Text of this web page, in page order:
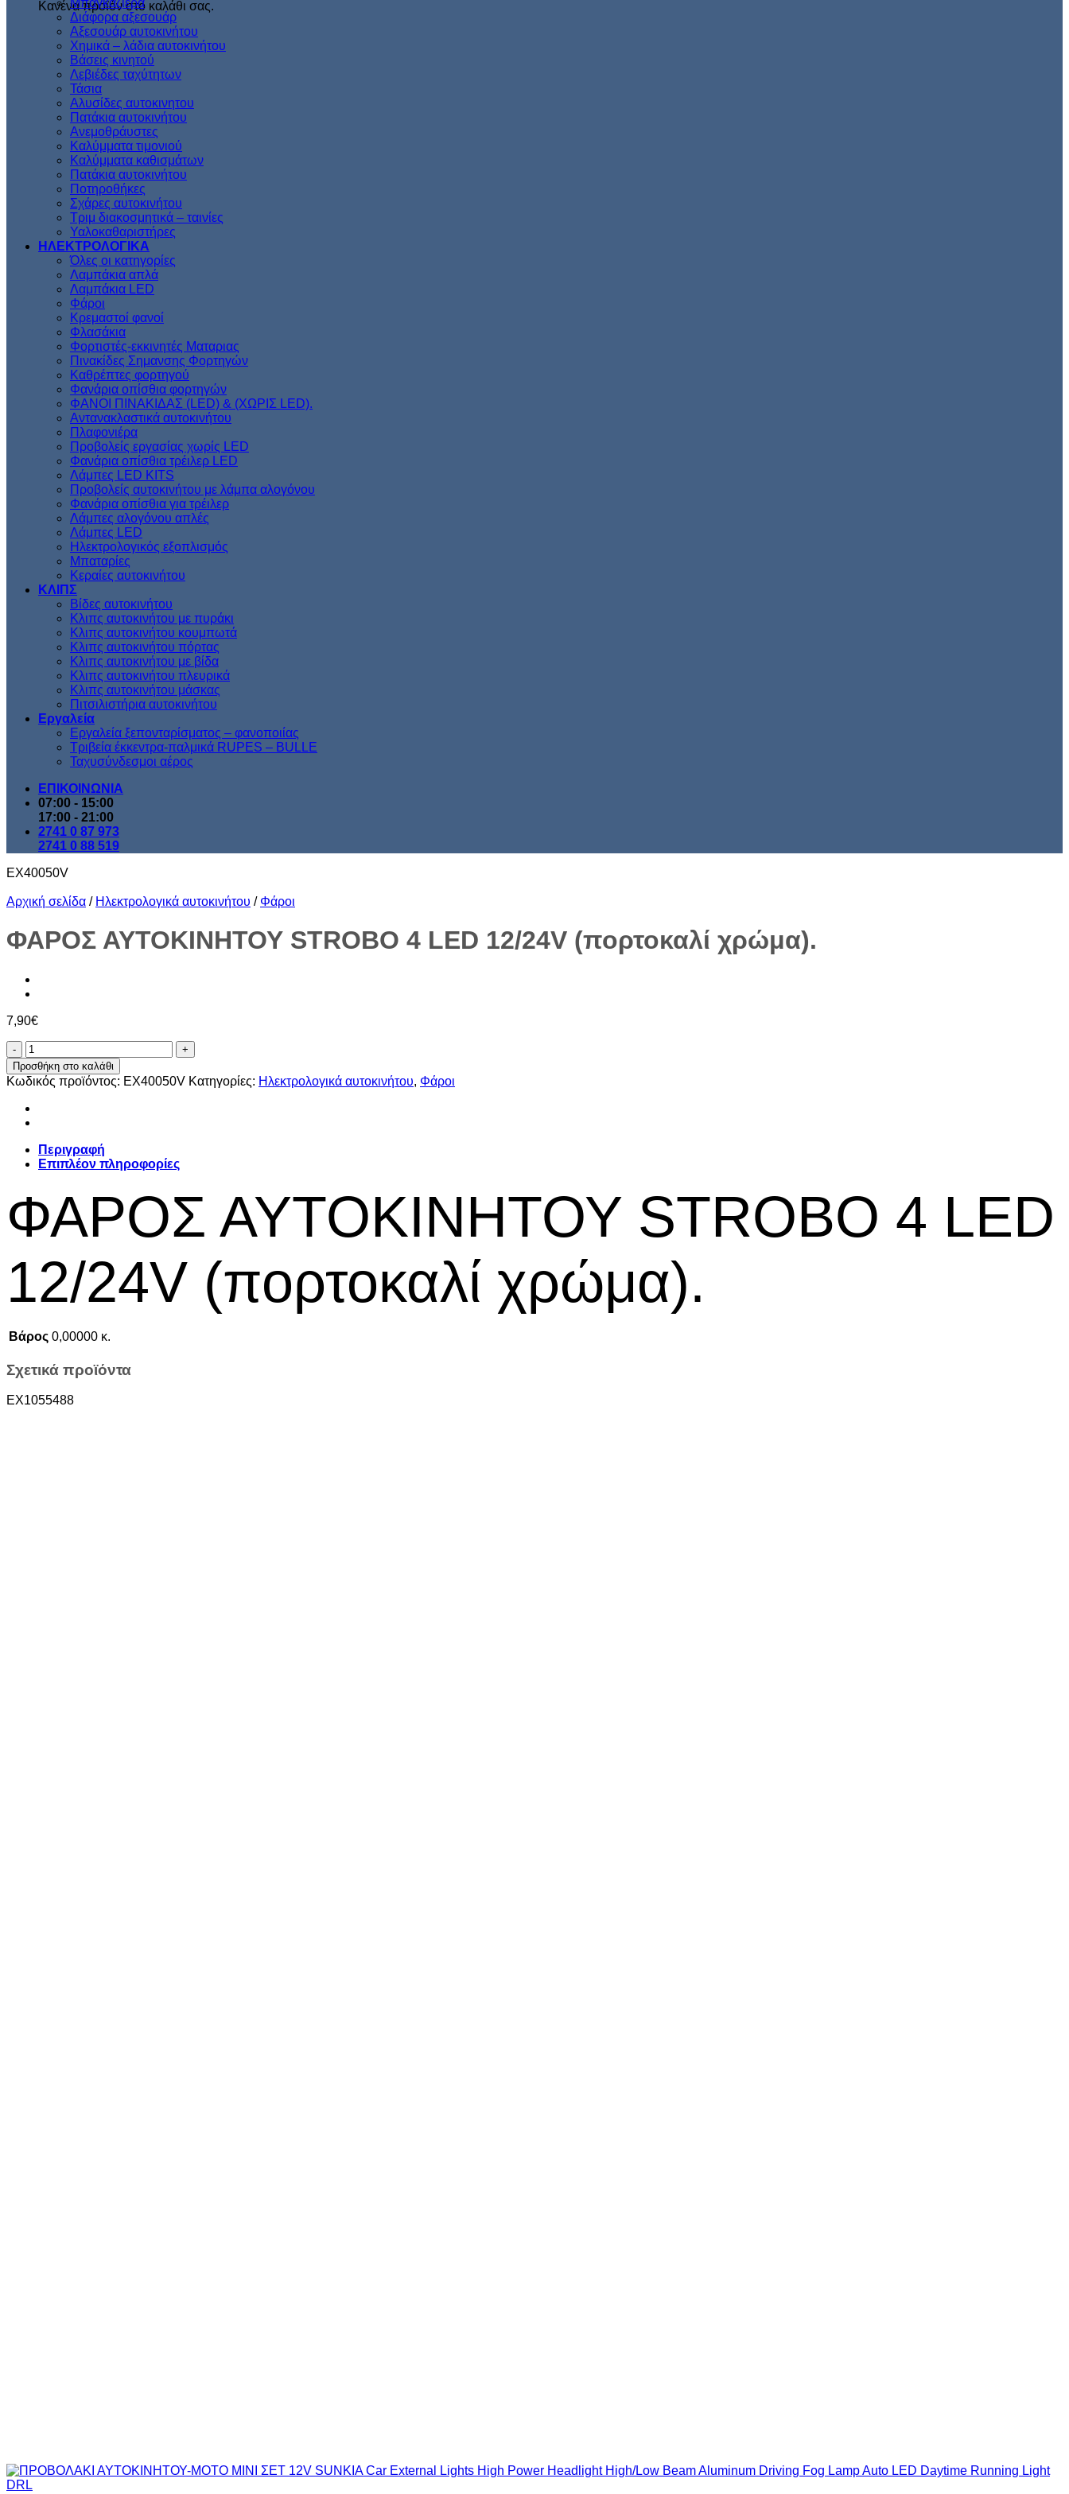
Κανένα προϊόν στο καλάθι σας.
Μπαγκαζιέρα
Διάφορα αξεσουάρ
Αξεσουάρ αυτοκινήτου
Χημικά – λάδια αυτοκινήτου
Βάσεις κινητού
Λεβιέδες ταχύτητων
Τάσια
Αλυσίδες αυτοκινητου
Πατάκια αυτοκινήτου
Ανεμοθράυστες
Καλύμματα τιμονιού
Καλύμματα καθισμάτων
Πατάκια αυτοκινήτου
Ποτηροθήκες
Σχάρες αυτοκινήτου
Τριμ διακοσμητικά – ταινίες
Υαλοκαθαριστήρες
ΗΛΕΚΤΡΟΛΟΓΙΚΑ
Όλες οι κατηγορίες
Λαμπάκια απλά
Λαμπάκια LED
Φάροι
Κρεμαστοί φανοί
Φλασάκια
Φορτιστές-εκκινητές Ματαριας
Πινακίδες Σημανσης Φορτηγών
Kαθρέπτες φορτηγού
Φανάρια οπίσθια φορτηγών
ΦΑΝΟΙ ΠΙΝΑΚΙΔΑΣ (LED) & (XΩΡΙΣ LED).
Aντανακλαστικά αυτοκινήτου
Πλαφονιέρα
Προβολείς εργασίας χωρίς LED
Φανάρια οπίσθια τρέιλερ LED
Λάμπες LED KITS
Προβολείς αυτοκινήτου με λάμπα αλογόνου
Φανάρια οπίσθια για τρέιλερ
Λάμπες αλογόνου απλές
Λάμπες LED
Ηλεκτρολογικός εξοπλισμός
Μπαταρίες
Κεραίες αυτοκινήτου
ΚΛΙΠΣ
Βίδες αυτοκινήτου
Kλιπς αυτοκινήτου με πυράκι
Kλιπς αυτοκινήτου κουμπωτά
Κλιπς αυτοκινήτου πόρτας
Κλιπς αυτοκινήτου με βίδα
Kλιπς αυτοκινήτου πλευρικά
Kλιπς αυτοκινήτου μάσκας
Πιτσιλιστήρια αυτοκινήτου
Εργαλεία
Εργαλεία ξεπονταρίσματος – φανοποιίας
Τριβεία έκκεντρα-παλμικά RUPES – BULLE
Ταχυσύνδεσμοι αέρος
ΕΠΙΚΟΙΝΩΝΙΑ
07:00 - 15:00
17:00 - 21:00
2741 0 87 973
2741 0 88 519
EX40050V
Αρχική σελίδα / Ηλεκτρολογικά αυτοκινήτου / Φάροι
ΦΑΡΟΣ ΑΥΤΟΚΙΝΗΤΟΥ STROBO 4 LED 12/24V (πορτοκαλί χρώμα).
7,90€
ΦΑΡΟΣ
ΑΥΤΟΚΙΝΗΤΟΥ
STROBO
4
LED
12/24V
χρώμα).
ποσότητα
Προσθήκη στο καλάθι
Κωδικός προϊόντος: EX40050V Κατηγορίες: Ηλεκτρολογικά αυτοκινήτου, Φάροι
Περιγραφή
Επιπλέον πληροφορίες
ΦΑΡΟΣ ΑΥΤΟΚΙΝΗΤΟΥ STROBO 4 LED
12/24V (πορτοκαλί χρώμα).
Βάρος 0,00000 κ.
Σχετικά προϊόντα
EX1055488